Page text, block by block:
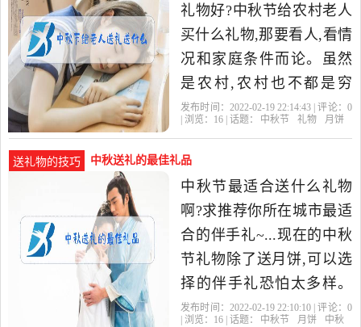
礼物好?中秋节给农村老人
买什么礼物,那要看人,看情
况和家庭条件而论。虽然
是农村,农村也不都是穷
人。比如,有的老人家里儿
的
发布时间：2022-02-19 22:14:43 | 评论： 0
| 浏览： 16 | 话题： 中秋节 礼物 月饼
送礼物的技巧 中秋送礼的最佳礼品
中秋节最适合送什么礼物
啊?求推荐你所在城市最适
合的伴手礼~...现在的中秋
节礼物除了送月饼,可以选
择的伴手礼恐怕太多样。
我所在的城市是海滨城市,
发布时间：2022-02-19 22:10:10 | 评论： 0
| 浏览： 16 | 话题： 中秋节 月饼 中秋